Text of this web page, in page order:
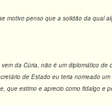
motivo penso que a solidão da qual
da Cúria, não é um diplomático de
de Estado eu teria nomeado
que estimo e aprecio como fidalgo e